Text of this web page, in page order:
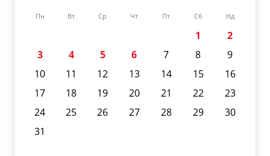
Пн Вт Ср Чт Пт Сб Нд
1
2
3
4 5 6 7 8
9
10
11 12 13 14 15
16
17
18 19 20 21 22
23
24
25 26 27 28 29
30
31